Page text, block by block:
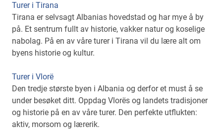
Turer i Tirana
Tirana er selvsagt Albanias hovedstad og har mye å by
på. Et sentrum fullt av historie, vakker natur og koselige
nabolag. På en av våre turer i Tirana vil du lære alt om
byens historie og kultur.
Turer i Vlorë
Den tredje største byen i Albania og derfor et must å se
under besøket ditt. Oppdag Vlorës og landets tradisjoner
og historie på en av våre turer. Den perfekte utflukten:
aktiv, morsom og lærerik.